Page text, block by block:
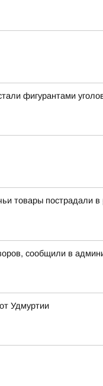
фигурантами
товары пострадали в
сообщили в
Удмуртии